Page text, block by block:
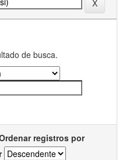
de busca.
registros por